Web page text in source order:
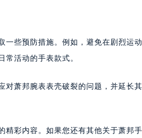
一些预防措施。例如，避免在剧烈运
常活动的手表款式。
对萧邦腕表表壳破裂的问题，并延长
精彩内容。如果您还有其他关于萧邦